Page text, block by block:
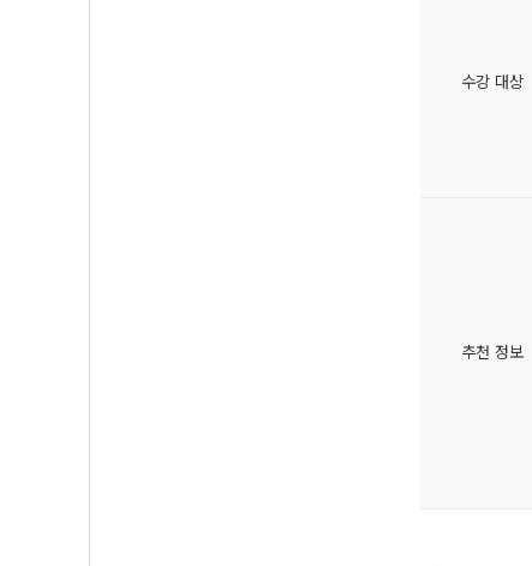
수강 대상
추천 정보